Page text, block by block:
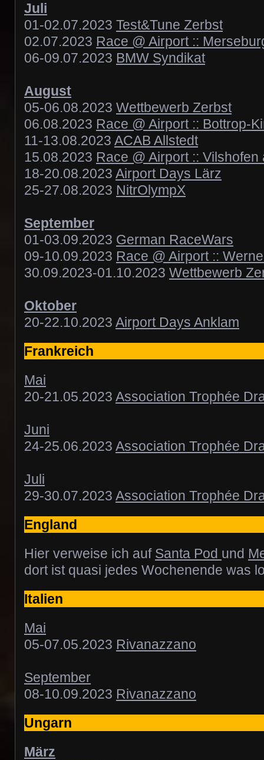
Juli
01-02.07.2023 Test&Tune Zerbst
02.07.2023 Race @ Airport ::
06-09.07.2023 BMW Syndikat
August
05-06.08.2023 Wettbewerb Zerbst
06.08.2023 Race @ Airport :: Bottrop-
11-13.08.2023 ACAB Allstedt
15.08.2023 Race @ Airport :: Vilshofen
18-20.08.2023 Airport Days Lärz
25-27.08.2023 NitrOlympX
September
01-03.09.2023 German RaceWars
09-10.09.2023 Race @ Airport ::
30.09.2023-01.10.2023 Wettbewerb
Oktober
20-22.10.2023 Airport Days Anklam
Frankreich
Mai
20-21.05.2023 Association Trophée
Juni
24-25.06.2023 Association Trophée
Juli
29-30.07.2023 Association Trophée
England
Hier verweise ich auf Santa Pod und
dort ist quasi jedes Wochenende was
Italien
Mai
05-07.05.2023 Rivanazzano
September
08-10.09.2023 Rivanazzano
Ungarn
März